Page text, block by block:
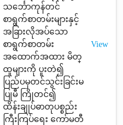
သင်္ဘောကုန်တင်
စာရွက်စာတမ်းများနှင့်
အခြားလိုအပ်သော
စာရွက်စာတမ်း
အထောက်အထား မိတ္
ထူများကို ပူးတဲ၍
ပြည်ပမှတင်သွင်းခြင်းမ
ပြုမီ ကြိုတင်၍
ထိန်းချုပ်ဓာတုပစ္စည်း
ကြီးကြပ်ရေး ကော်မတီ
View